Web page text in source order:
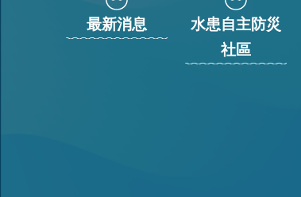
最新消息
水患自主防災
社區